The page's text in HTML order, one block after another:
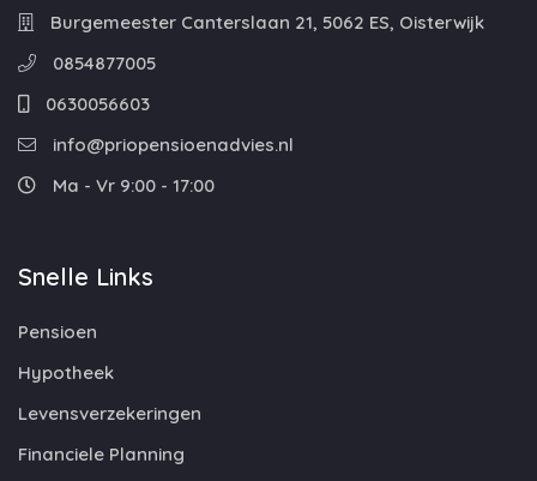
Burgemeester Canterslaan 21, 5062 ES, Oisterwijk
0854877005
0630056603
info@priopensioenadvies.nl
Ma - Vr 9:00 - 17:00
Snelle Links
Pensioen
Hypotheek
Levensverzekeringen
Financiele Planning